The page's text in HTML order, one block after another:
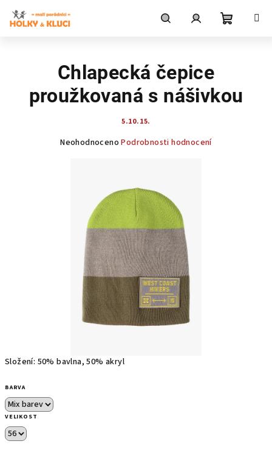
obsah
Složení: 50% bavlna, 50% akryl
BARVA
VELIKOST
Chlapecká čepice
proužkovaná s nášivkou
5.10.15.
Průměrné
hvězdiček.
Neohodnoceno Podrobnosti hodnocení